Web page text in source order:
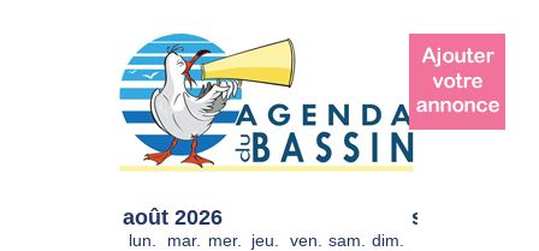
août 2026
lun. mar. mer. jeu. ven. sam. dim.
sept. 2026